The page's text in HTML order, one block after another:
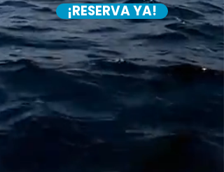
¡RESERVA YA!